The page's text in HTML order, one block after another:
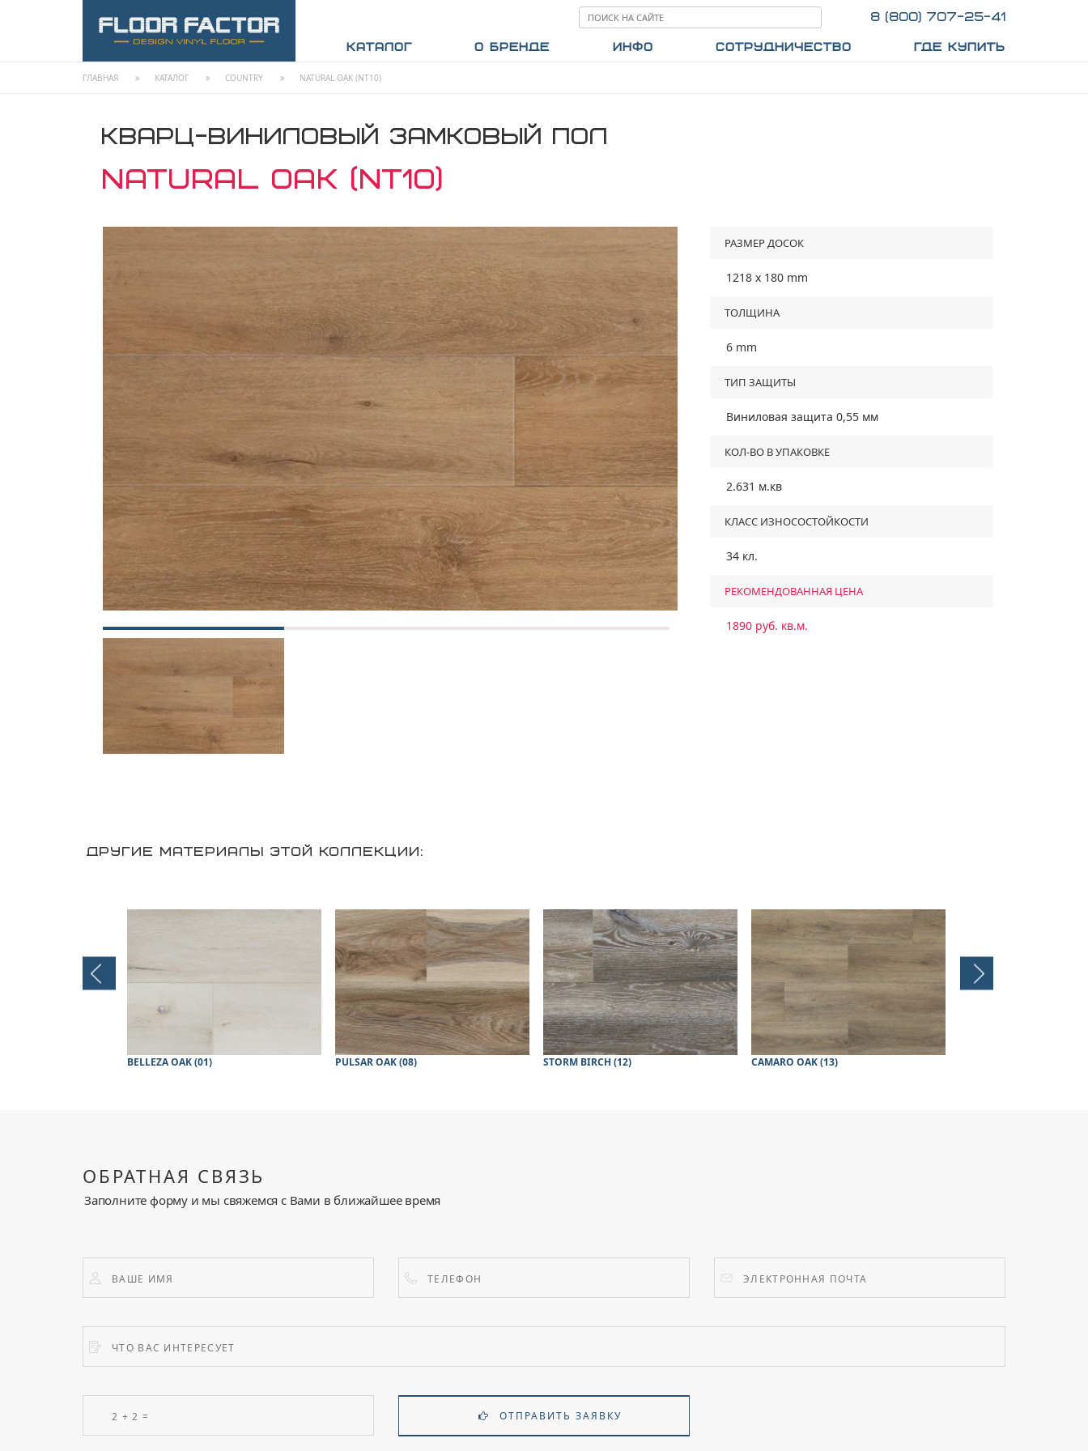
8 (800) 707-25-41
КАТАЛОГ О БРЕНДЕ ИНФО СОТРУДНИЧЕСТВО ГДЕ КУПИТЬ
ГЛАВНАЯ КАТАЛОГ COUNTRY NATURAL OAK (NT10)
КВАРЦ-ВИНИЛОВЫЙ ЗАМКОВЫЙ ПОЛ
NATURAL OAK (NT10)
РАЗМЕР ДОСОК
1218 х 180 mm
TОЛЩИНА
6 mm
ТИП ЗАЩИТЫ
Виниловая защита 0,55 мм
КОЛ-ВО В УПАКОВКЕ
2.631 м.кв
КЛАСС ИЗНОСОСТОЙКОСТИ
34 кл.
РЕКОМЕНДОВАННАЯ ЦЕНА
1890 руб. кв.м.
ДРУГИЕ МАТЕРИАЛЫ ЭТОЙ КОЛЛЕКЦИИ:
BELLEZA OAK (01) PULSAR OAK (08) STORM BIRCH (12) CAMARO OAK (13)
ОБРАТНАЯ СВЯЗЬ
Заполните форму и мы свяжемся с Вами в ближайшее время
ОТПРАВИТЬ ЗАЯВКУ